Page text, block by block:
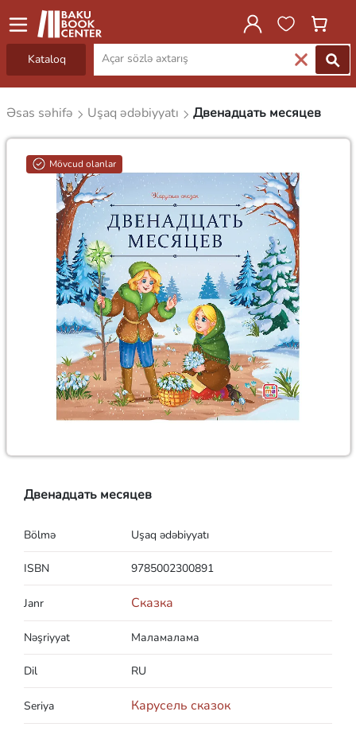
Kataloq
Əsas səhifə Uşaq ədəbiyyatı Двенадцать месяцев
Mövcud olanlar
Двенадцать месяцев
Bölmə Uşaq ədəbiyyatı
ISBN 9785002300891
Janr Сказка
Nəşriyyat Маламалама
Dil RU
Seriya Карусель сказок